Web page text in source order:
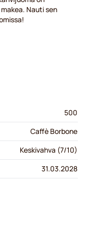
Nauti sen
500
Caffè Borbone
Keskivahva (7/10)
31.03.2028